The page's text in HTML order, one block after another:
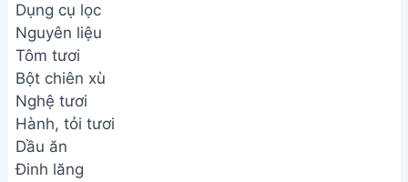
Dụng cụ lọc
Nguyên liệu
Tôm tươi
Bột chiên xù
Nghệ tươi
Hành, tỏi tươi
Dầu ăn
Đinh lăng